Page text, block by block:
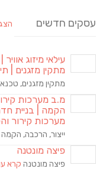
עסקים חדשים
עילאי מיזוג אוויר
מתקין מזגנים |
מתקין מזגנים,
מ.ב מערכות
הקמה | בניית
מערכות קירור
ייצור, הרכבה, הקמה
פיצה מונטנה
פיצה מונטנה קרא